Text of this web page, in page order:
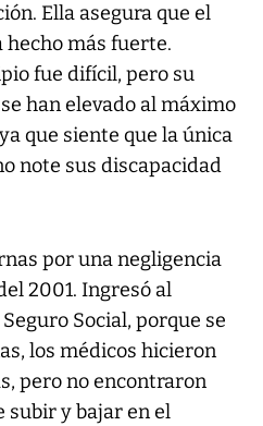
Ella asegura que el
más fuerte.
fue difícil, pero su
han elevado al máximo
que siente que la única
note sus discapacidad
por una negligencia
2001. Ingresó al
Social, porque se
los médicos hicieron
pero no encontraron
subir y bajar en el